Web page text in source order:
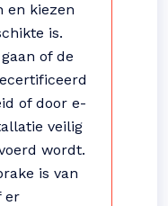
en kiezen
is.
of de
of door e-
veilig
wordt.
is van
er